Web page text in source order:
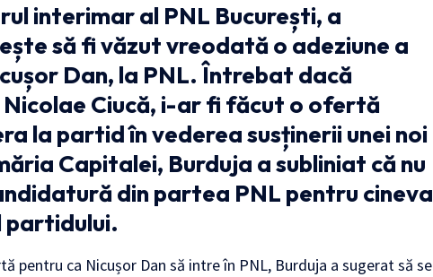
interimar al PNL București, a
să fi văzut vreodată o adeziune a
Dan, la PNL. Întrebat dacă
Ciucă, i-ar fi făcut o ofertă
la partid în vederea susținerii unei noi
Capitalei, Burduja a subliniat că nu
din partea PNL pentru cineva
partidului.
ca Nicușor Dan să intre în PNL, Burduja a sugerat să se